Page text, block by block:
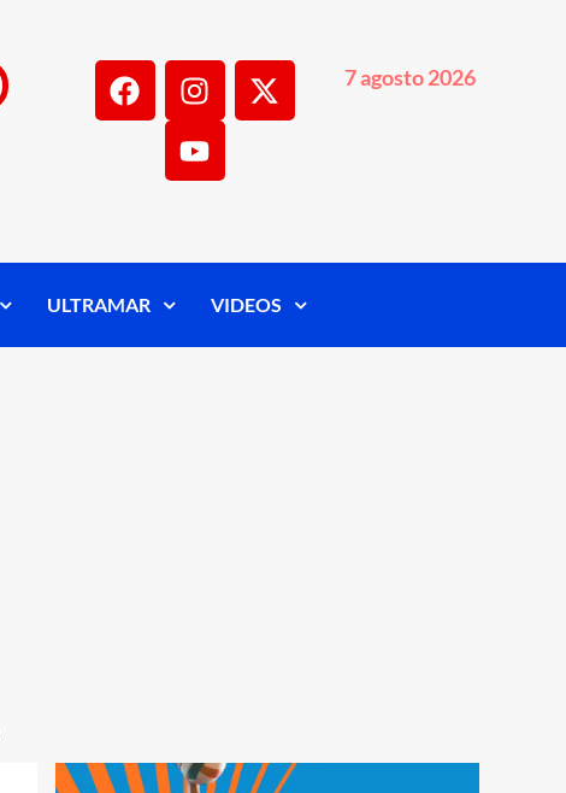
7 agosto 2026
ULTRAMAR VIDEOS